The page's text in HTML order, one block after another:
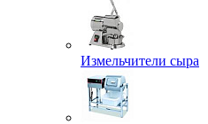
Измельчители сыра